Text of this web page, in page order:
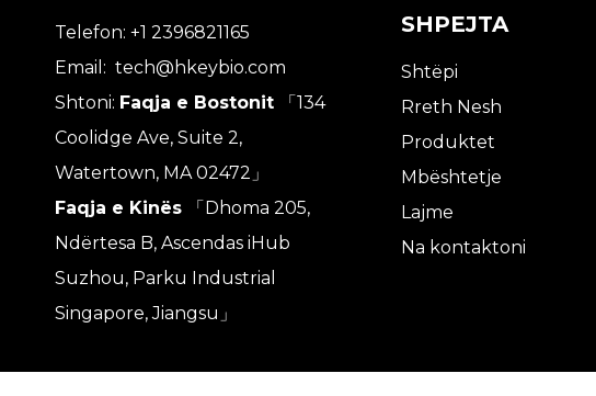
Telefon: +1 2396821165
Email: tech@hkeybio.com
Shtoni: Faqja e Bostonit
「134
Coolidge Ave, Suite 2,
Watertown, MA 02472」
Faqja e Kinës
「Dhoma 205,
Ndërtesa B, Ascendas iHub
Suzhou, Parku Industrial
Singapore, Jiangsu」
SHPEJTA
Shtëpi
Rreth Nesh
Produktet
Mbështetje
Lajme
Na kontaktoni